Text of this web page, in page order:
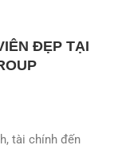
ĐẸP TẠI
tài chính đến